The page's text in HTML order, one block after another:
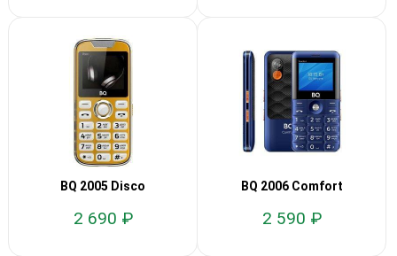
BQ 2005 Disco
2 690 ₽
BQ 2006 Comfort
2 590 ₽